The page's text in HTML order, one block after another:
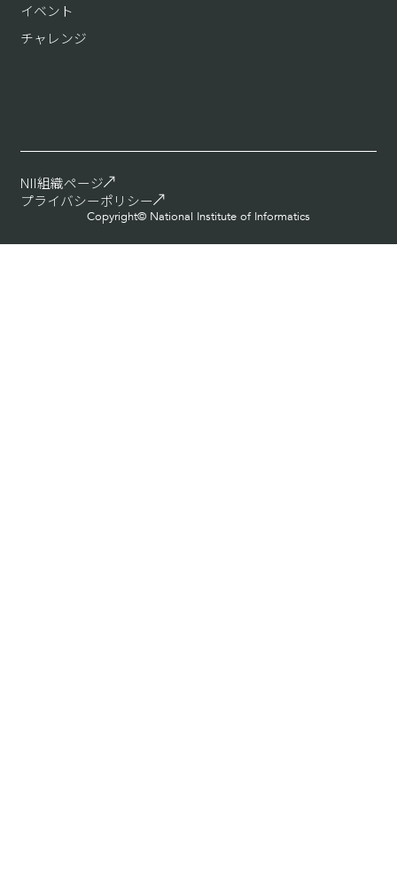
イベント
チャレンジ
NII組織ページ
プライバシーポリシー
Copyright© National Institute of Informatics